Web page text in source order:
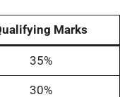
Marks
35%
30%